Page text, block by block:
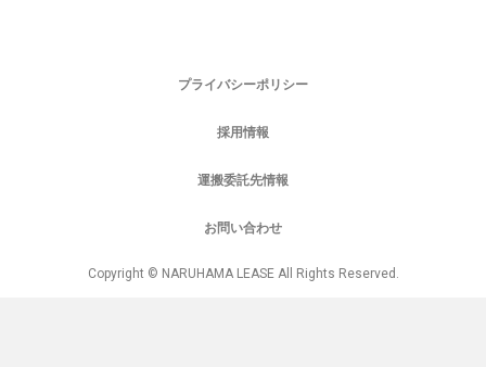
プライバシーポリシー
採用情報
運搬委託先情報
お問い合わせ
Copyright © NARUHAMA LEASE All Rights Reserved.